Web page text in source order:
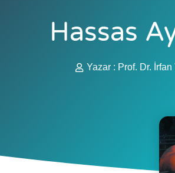
Hassas
Yazar : Prof. Dr. İrfan